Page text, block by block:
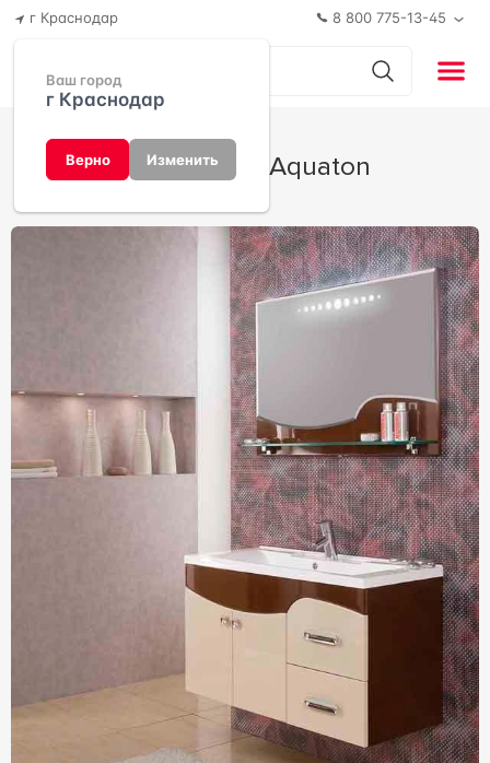
г Краснодар
Ваш город
г Краснодар
Верно Изменить
8 800 775-13-45
Абсолют от Aquaton